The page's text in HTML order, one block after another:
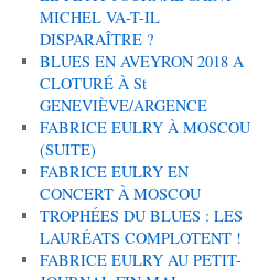
MICHEL VA-T-IL
DISPARAÎTRE ?
BLUES EN AVEYRON 2018 A
CLOTURÉ À St
GENEVIÈVE/ARGENCE
FABRICE EULRY À MOSCOU
(SUITE)
FABRICE EULRY EN
CONCERT À MOSCOU
TROPHÉES DU BLUES : LES
LAURÉATS COMPLOTENT !
FABRICE EULRY AU PETIT-